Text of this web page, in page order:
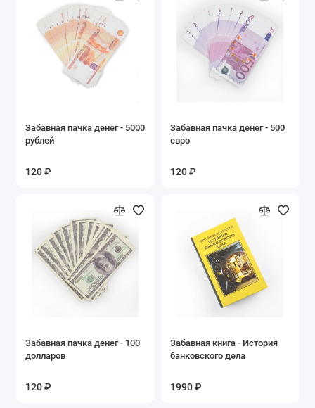
Забавная пачка денег - 5000
рублей
120 ₽
Забавная пачка денег - 500
евро
120 ₽
Забавная пачка денег - 100
долларов
120 ₽
Забавная книга - История
банковского дела
1990 ₽